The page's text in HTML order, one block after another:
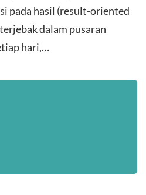
pada hasil (result-oriented
dalam pusaran
hari,…